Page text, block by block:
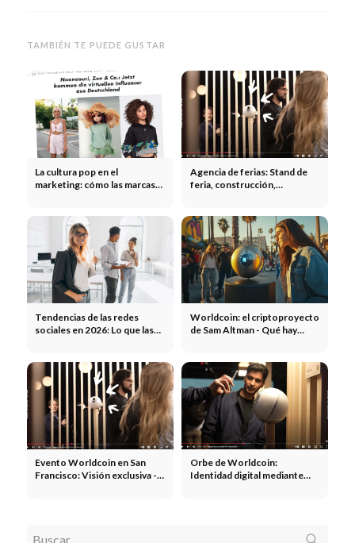
TAMBIÉN TE PUEDE GUSTAR
La cultura pop en el
marketing: cómo las marcas
Agencia de ferias: Stand de
feria, construcción,
Tendencias de las redes
sociales en 2026: Lo que las
Worldcoin: el criptoproyecto
de Sam Altman - Qué hay
Evento Worldcoin en San
Francisco: Visión exclusiva -
Orbe de Worldcoin:
Identidad digital mediante